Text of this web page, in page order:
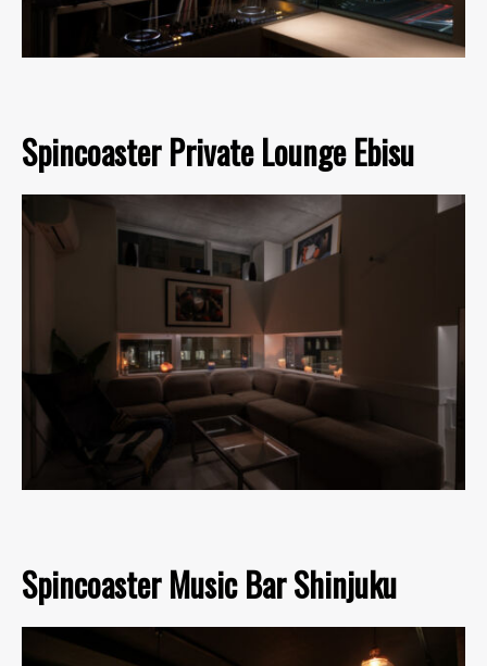
Spincoaster Private Lounge Ebisu
Spincoaster Music Bar Shinjuku